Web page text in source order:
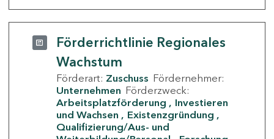
Förderrichtlinie Regionales
Wachstum
Förderart: Zuschuss Fördernehmer:
Unternehmen Förderzweck:
Arbeitsplatzförderung
Investieren
und Wachsen
Existenzgründung
Qualifizierung/Aus- und